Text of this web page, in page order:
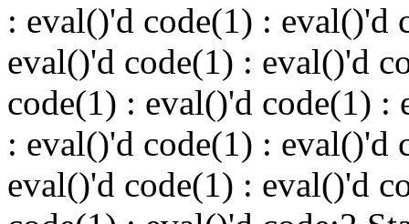
: eval()'d code(1) : eval()'d
eval()'d code(1) : eval()'d
code(1) : eval()'d code(1) :
: eval()'d code(1) : eval()'d
eval()'d code(1) : eval()'d